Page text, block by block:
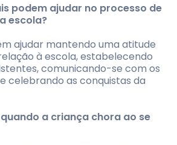
podem ajudar no processo de
escola?
ajudar mantendo uma atitude
à escola, estabelecendo
comunicando-se com os
celebrando as conquistas da
a criança chora ao se